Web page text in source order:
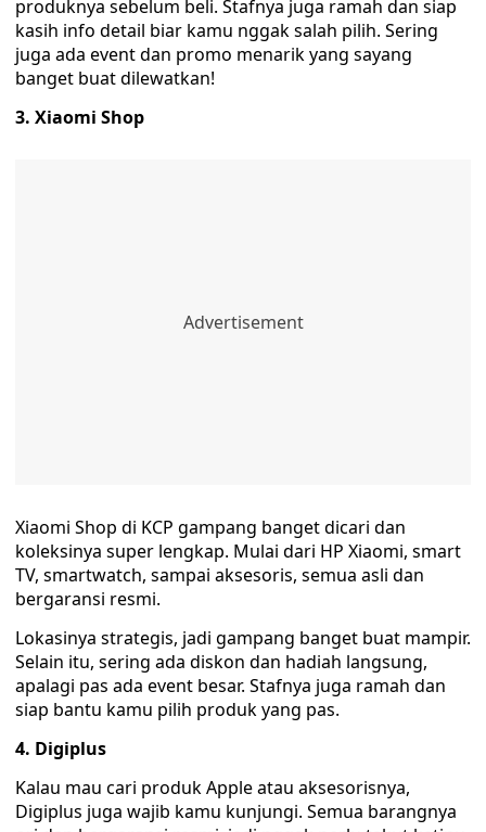
produknya sebelum beli. Stafnya juga ramah dan siap
kasih info detail biar kamu nggak salah pilih. Sering
juga ada event dan promo menarik yang sayang
banget buat dilewatkan!
3. Xiaomi Shop
Xiaomi Shop di KCP gampang banget dicari dan
koleksinya super lengkap. Mulai dari HP Xiaomi, smart
TV, smartwatch, sampai aksesoris, semua asli dan
bergaransi resmi.
Lokasinya strategis, jadi gampang banget buat mampir.
Selain itu, sering ada diskon dan hadiah langsung,
apalagi pas ada event besar. Stafnya juga ramah dan
siap bantu kamu pilih produk yang pas.
4. Digiplus
Kalau mau cari produk Apple atau aksesorisnya,
Digiplus juga wajib kamu kunjungi. Semua barangnya